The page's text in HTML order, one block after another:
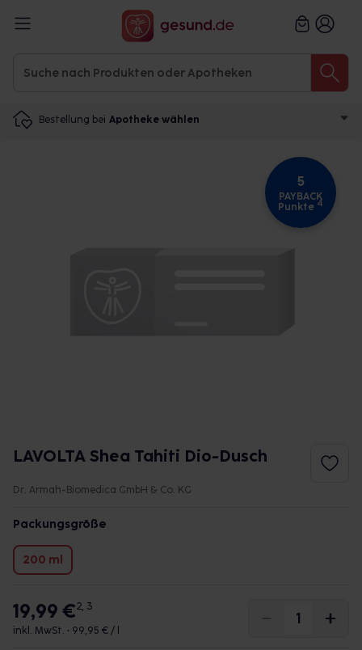
Bestellung bei Apotheke wählen
5
PAYBACK
Punkte 4
LAVOLTA Shea Tahiti Dio-Dusch
Dr. Armah-Biomedica GmbH & Co. KG
Packungsgröße
200 ml
19,99 €2, 3
inkl. MwSt. • 99,95 € / l